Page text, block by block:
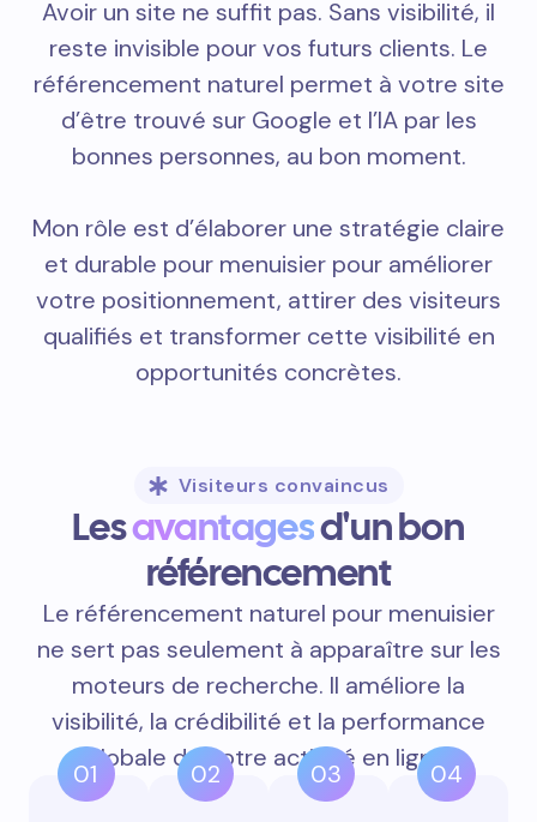
Avoir un site ne suffit pas. Sans visibilité, il
reste invisible pour vos futurs clients. Le
référencement naturel permet à votre site
d’être trouvé sur Google et l’IA par les
bonnes personnes, au bon moment.
Mon rôle est d’élaborer une stratégie claire
et durable pour menuisier pour améliorer
votre positionnement, attirer des visiteurs
qualifiés et transformer cette visibilité en
opportunités concrètes.
Visiteurs convaincus
Lesavantagesd'un bon
référencement
Le référencement naturel pour menuisier
ne sert pas seulement à apparaître sur les
moteurs de recherche. Il améliore la
visibilité, la crédibilité et la performance
globale de votre activité en ligne.
01 02 03 04